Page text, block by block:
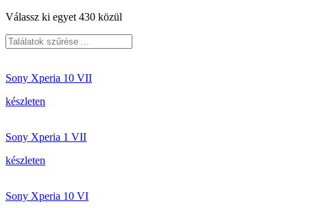
Válassz ki egyet 430 közül
Sony Xperia 10 VII
készleten
Sony Xperia 1 VII
készleten
Sony Xperia 10 VI